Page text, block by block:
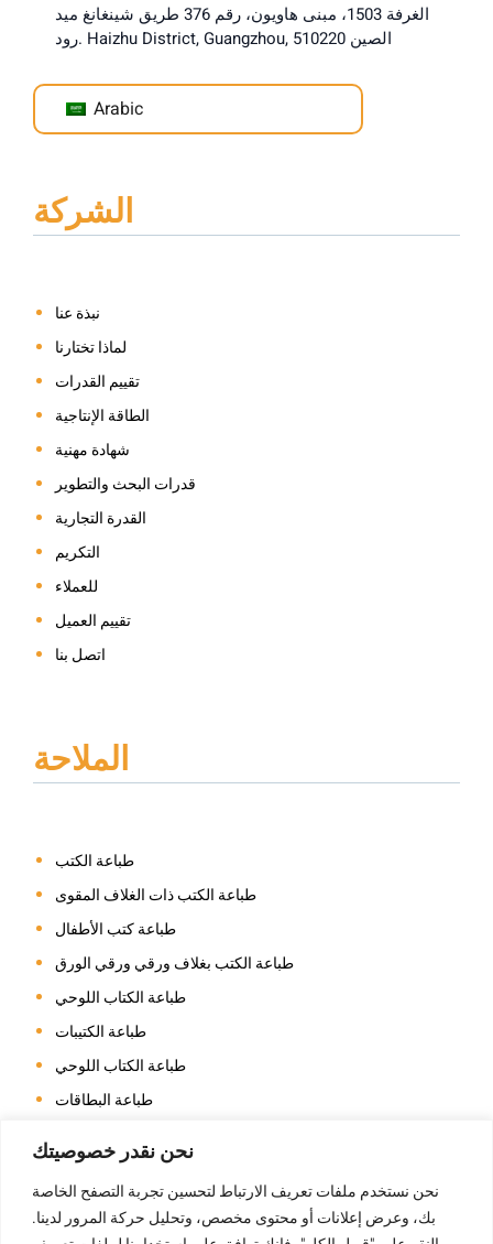
نحن نقدر خصوصيتك
نحن نستخدم ملفات تعريف الارتباط لتحسين تجربة التصفح الخاصة
بك، وعرض إعلانات أو محتوى مخصص، وتحليل حركة المرور لدينا.
الغرفة 1503، مبنى هاويون، رقم 376 طريق شينغانغ ميد
رود. Haizhu District, Guangzhou, الصين 510220
Arabic
الشركة
نبذة عنا
لماذا تختارنا
تقييم القدرات
الطاقة الإنتاجية
شهادة مهنية
قدرات البحث والتطوير
القدرة التجارية
التكريم
للعملاء
تقييم العميل
اتصل بنا
الملاحة
طباعة الكتب
طباعة الكتب ذات الغلاف المقوى
طباعة كتب الأطفال
طباعة الكتب بغلاف ورقي ورقي الورق
طباعة الكتاب اللوحي
طباعة الكتيبات
طباعة الكتاب اللوحي
طباعة البطاقات
طباعة كتاب التلوين
طباعة المجلات
طباعة الصور الفوتوغرافية